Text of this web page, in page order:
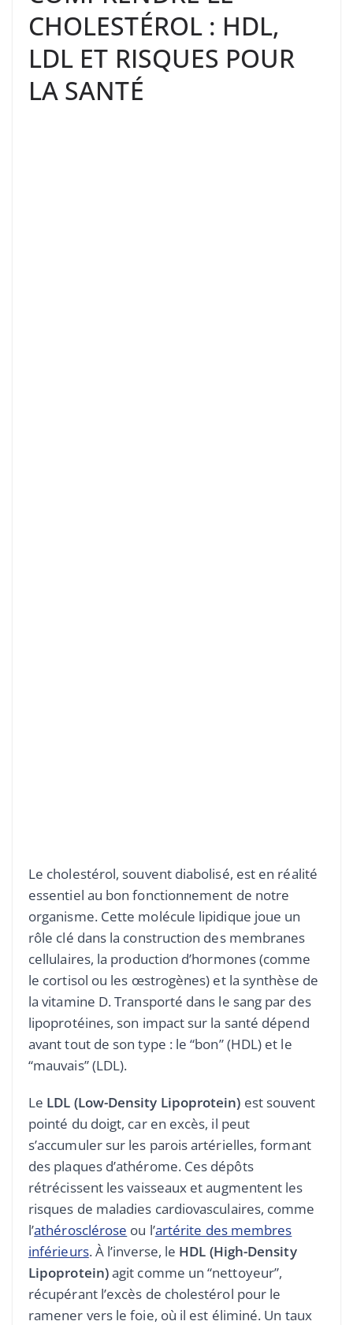
CHOLESTÉROL : HDL,
LDL ET RISQUES POUR
LA SANTÉ
Le cholestérol, souvent diabolisé, est en réalité
essentiel au bon fonctionnement de notre
organisme. Cette molécule lipidique joue un
rôle clé dans la construction des membranes
cellulaires, la production d’hormones (comme
le cortisol ou les œstrogènes) et la synthèse de
la vitamine D. Transporté dans le sang par des
lipoprotéines, son impact sur la santé dépend
avant tout de son type : le “bon” (HDL) et le
“mauvais” (LDL).
Le LDL (Low-Density Lipoprotein) est souvent
pointé du doigt, car en excès, il peut
s’accumuler sur les parois artérielles, formant
des plaques d’athérome. Ces dépôts
rétrécissent les vaisseaux et augmentent les
risques de maladies cardiovasculaires, comme
l’athérosclérose ou l’artérite des membres
inférieurs. À l’inverse, le HDL (High-Density
Lipoprotein)agit comme un “nettoyeur”,
récupérant l’excès de cholestérol pour le
ramener vers le foie, où il est éliminé. Un taux